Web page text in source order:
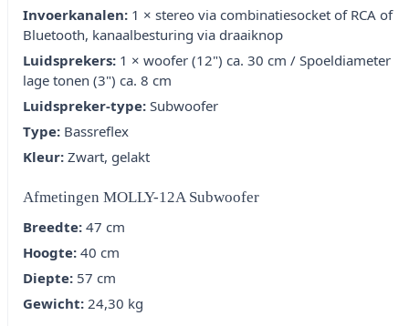
Invoerkanalen: 1 × stereo via combinatiesocket of RCA of
Bluetooth, kanaalbesturing via draaiknop
Luidsprekers: 1 × woofer (12") ca. 30 cm / Spoeldiameter
lage tonen (3") ca. 8 cm
Luidspreker-type: Subwoofer
Type: Bassreflex
Kleur: Zwart, gelakt
Afmetingen MOLLY-12A Subwoofer
Breedte: 47 cm
Hoogte: 40 cm
Diepte: 57 cm
Gewicht: 24,30 kg